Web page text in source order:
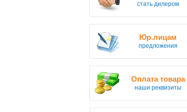
стать дилером
Юр.лицам
предложения
Оплата товара
наши реквизиты